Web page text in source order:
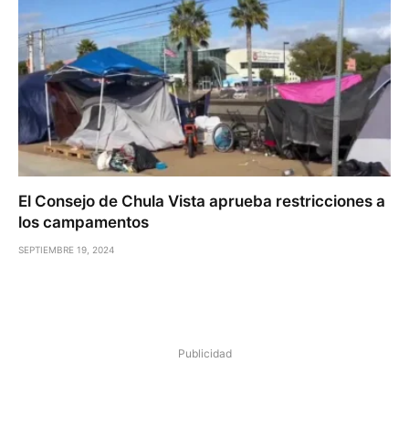
El Consejo de Chula Vista aprueba restricciones a
los campamentos
SEPTIEMBRE 19, 2024
Publicidad